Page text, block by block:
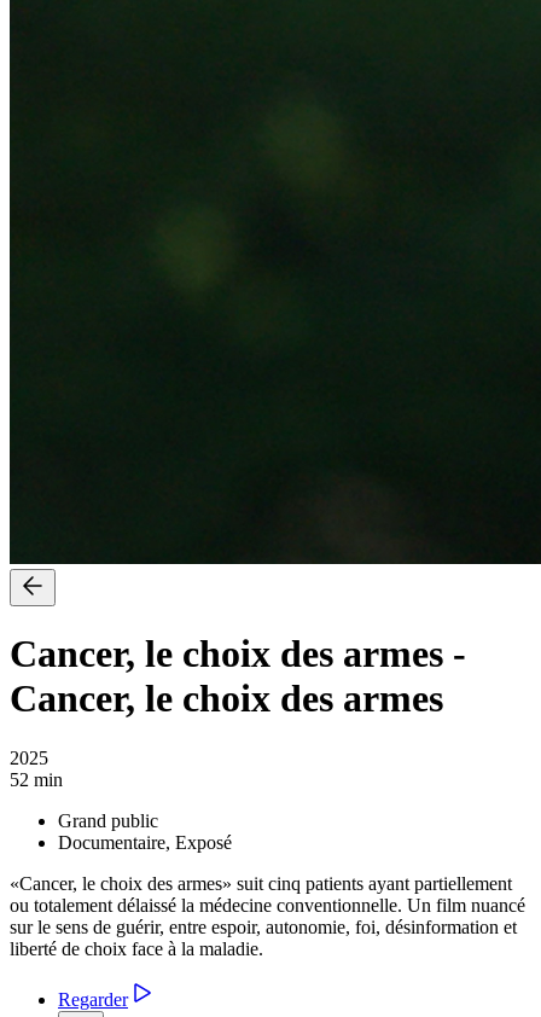
Cancer, le choix des armes -
Cancer, le choix des armes
2025
52 min
Grand public
Documentaire, Exposé
«Cancer, le choix des armes» suit cinq patients ayant partiellement
ou totalement délaissé la médecine conventionnelle. Un film nuancé
sur le sens de guérir, entre espoir, autonomie, foi, désinformation et
liberté de choix face à la maladie.
Regarder